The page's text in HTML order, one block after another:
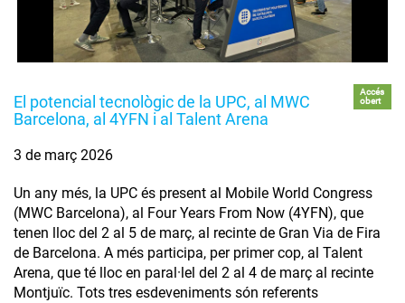
El potencial tecnològic de la UPC, al MWC
Barcelona, al 4YFN i al Talent Arena
Accés
obert
3 de març 2026
Un any més, la UPC és present al Mobile World Congress
(MWC Barcelona), al Four Years From Now (4YFN), que
tenen lloc del 2 al 5 de març, al recinte de Gran Via de Fira
de Barcelona. A més participa, per primer cop, al Talent
Arena, que té lloc en paral·lel del 2 al 4 de març al recinte
Montjuïc. Tots tres esdeveniments són referents